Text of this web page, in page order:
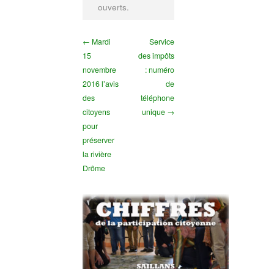
ouverts.
← Mardi
15
novembre
2016 l’avis
des
citoyens
pour
préserver
la rivière
Drôme
Service
des impôts
: numéro
de
téléphone
unique →